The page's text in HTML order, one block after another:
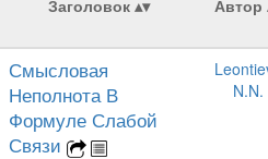
Заголовок Автор
Смысловая
Неполнота В
Формуле Слабой
Связи
N.N.